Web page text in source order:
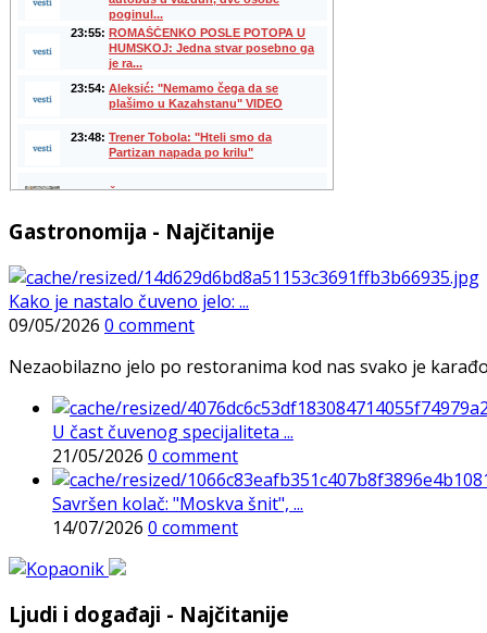
Gastronomija - Najčitanije
Kako je nastalo čuveno jelo: ...
09/05/2026 0 comment
Nezaobilazno jelo po restoranima kod nas svako je
U čast čuvenog specijaliteta ...
21/05/2026 0 comment
Savršen kolač: "Moskva šnit", ...
14/07/2026 0 comment
Ljudi i događaji - Najčitanije